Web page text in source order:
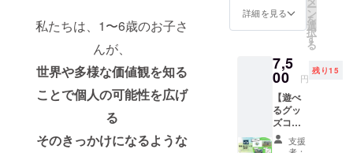
私たちは、1〜6歳のお子さ
んが、
世界や多様な価値観を知る
ことで個人の可能性を広げ
る
そのきっかけになるような
ことで「個
を広げる」
その"きっか
け"になる贈
り物を届け
られればと
思います。
コー
ス。一
緒にス
カーも
付いて
きま
す！ ★
リター
ンセッ
ト ① 絵
本「し
詳細を見る ー
ン
を
選
択
す
る
7,5
00 円
残り15
【遊べ
るグッ
ズコー
ス】 絵
本「し
支援